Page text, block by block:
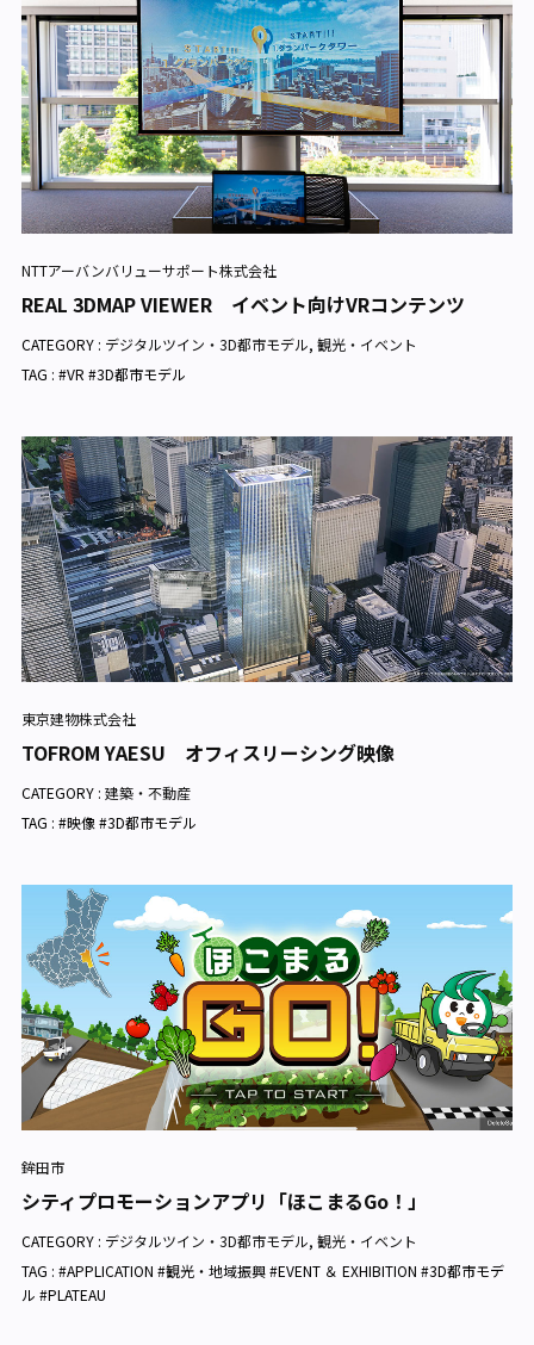
NTTアーバンバリューサポート株式会社
REAL 3DMAP VIEWER イベント向けVRコンテンツ
CATEGORY : デジタルツイン・3D都市モデル, 観光・イベント
TAG : #VR #3D都市モデル
東京建物株式会社
TOFROM YAESU オフィスリーシング映像
CATEGORY : 建築・不動産
TAG : #映像 #3D都市モデル
鉾田市
シティプロモーションアプリ「ほこまるGo！」
CATEGORY : デジタルツイン・3D都市モデル, 観光・イベント
TAG : #APPLICATION #観光・地域振興 #EVENT ＆ EXHIBITION #3D都市モデ
ル #PLATEAU